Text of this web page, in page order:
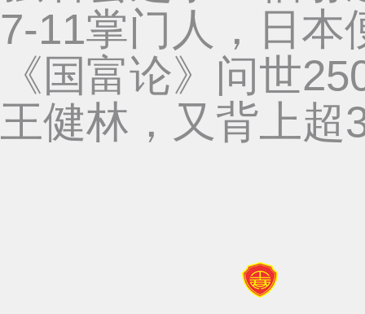
7-11掌门人，日本
《国富论》问世
王健林，又背上超